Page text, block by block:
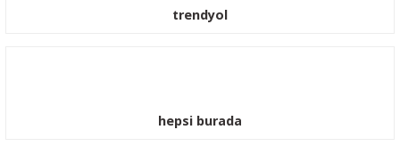
trendyol
hepsi burada